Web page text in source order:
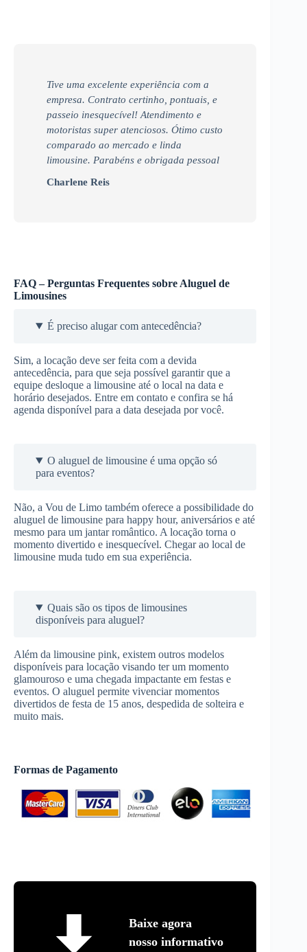
Tive uma excelente experiência com a
empresa. Contrato certinho, pontuais, e
passeio inesquecível! Atendimento e
motoristas super atenciosos. Ótimo custo
comparado ao mercado e linda
limousine. Parabéns e obrigada pessoal
Charlene Reis
FAQ – Perguntas Frequentes sobre Aluguel de
Limousines
É preciso alugar com antecedência?
Sim, a locação deve ser feita com a devida
antecedência, para que seja possível garantir que a
equipe desloque a limousine até o local na data e
horário desejados. Entre em contato e confira se há
agenda disponível para a data desejada por você.
O aluguel de limousine é uma opção só
para eventos?
Não, a Vou de Limo também oferece a possibilidade do
aluguel de limousine para happy hour, aniversários e até
mesmo para um jantar romântico. A locação torna o
momento divertido e inesquecível. Chegar ao local de
limousine muda tudo em sua experiência.
Quais são os tipos de limousines
disponíveis para aluguel?
Além da limousine pink, existem outros modelos
disponíveis para locação visando ter um momento
glamouroso e uma chegada impactante em festas e
eventos. O aluguel permite vivenciar momentos
divertidos de festa de 15 anos, despedida de solteira e
muito mais.
Formas de Pagamento
Baixe agora
nosso informativo